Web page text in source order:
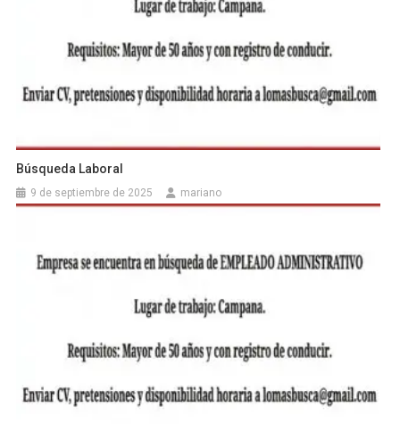
Búsqueda Laboral
9 de septiembre de 2025 mariano